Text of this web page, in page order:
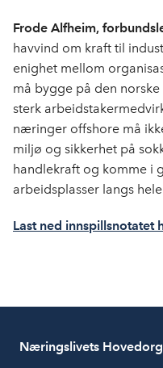
Frode Alfheim,
havvind om kraft til
enighet mellom
må bygge på den
sterk
næringer offshore må
miljø og sikkerhet på
handlekraft og komme i
arbeidsplasser langs hele
Last ned innspillsnotatet
Næringslivets